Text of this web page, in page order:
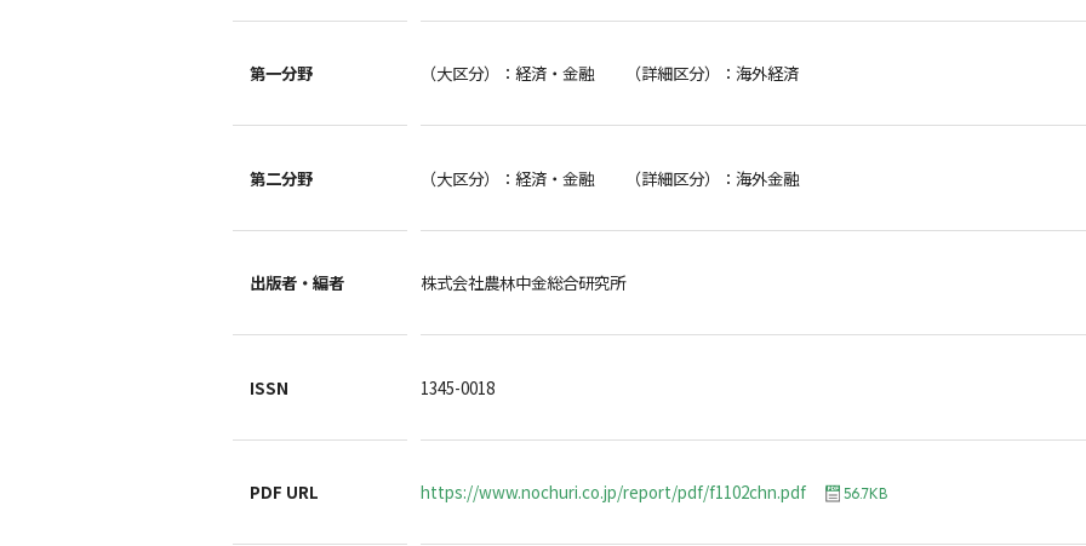
第一分野 （大区分）：経済・金融 （詳細区分）：海外経済
第二分野 （大区分）：経済・金融 （詳細区分）：海外金融
出版者・編者 株式会社農林中金総合研究所
ISSN 1345-0018
PDF URL https://www.nochuri.co.jp/report/pdf/f1102chn.pdf 56.7KB